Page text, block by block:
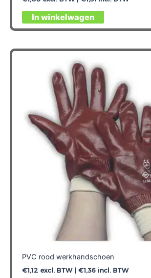
In winkelwagen
PVC rood werkhandschoen
€1,12excl. BTW | €1,36incl. BTW